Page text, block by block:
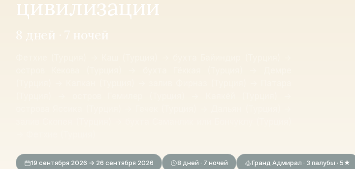
цивилизации
8 дней · 7 ночей
19 сентября 2026 → 26 сентября 2026 8 дней · 7 ночей Гранд Адмирал · 3 палубы · 5★